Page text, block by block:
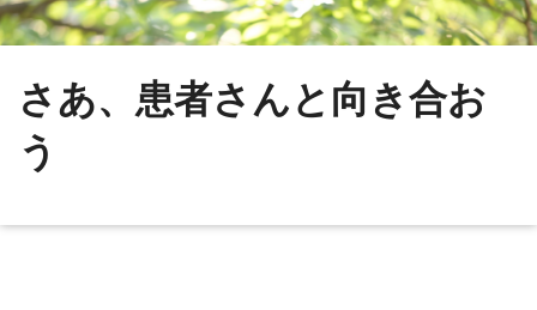
さあ、患者さんと向き合お
う